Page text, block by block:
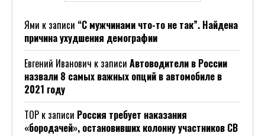
Ями к записи “С мужчинами что-то не так”. Найдена
причина ухудшения демографии
Евгений Иванович к записи Автоводители в России
назвали 8 самых важных опций в автомобиле в
2021 году
ТОР к записи Россия требует наказания
«бородачей», остановивших колонну участников СВ